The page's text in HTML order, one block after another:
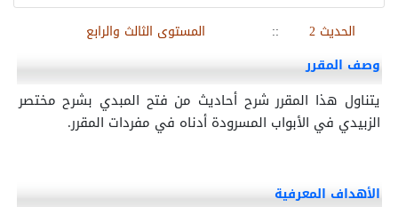
الحديث 2 ::
المستوى الثالث والرابع
وصف المقرر
يتناول هذا المقرر شرح أحاديث من فتح المبدي بشرح مختصر
الزبيدي في الأبواب المسرودة أدناه في مفردات المقرر.
الأهداف المعرفية